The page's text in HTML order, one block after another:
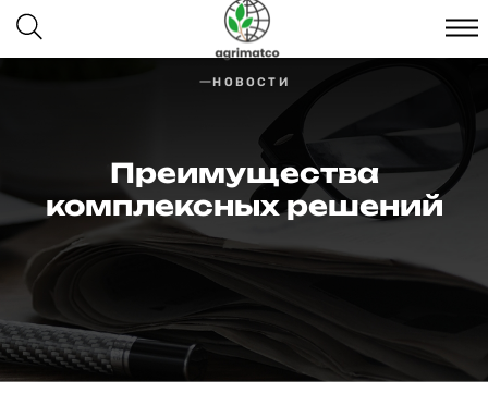
НОВОСТИ
Преимущества
комплексных решений